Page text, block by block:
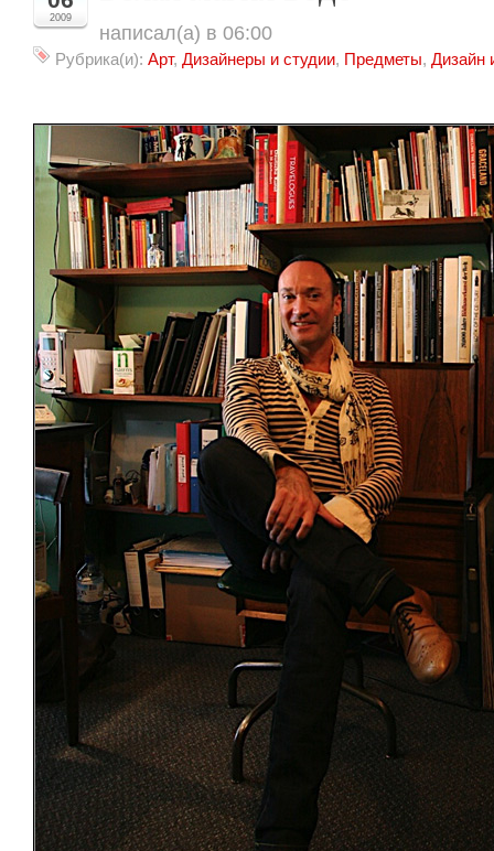
2009
написал(а) в 06:00
Рубрика(и): Арт, Дизайнеры и студии, Предметы, Дизайн